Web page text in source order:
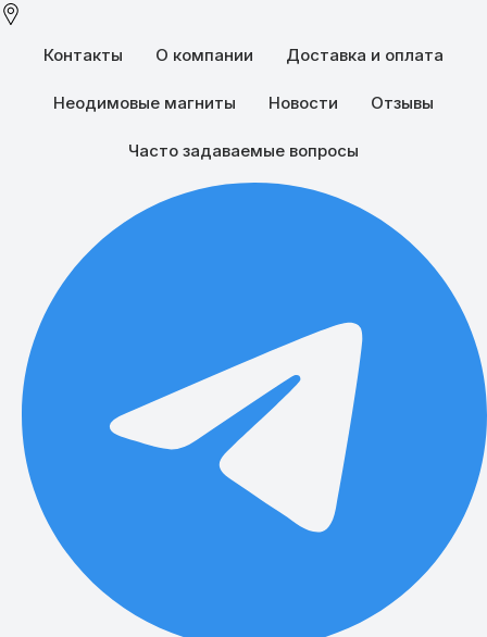
Контакты О компании Доставка и оплата
Неодимовые магниты Новости Отзывы
Часто задаваемые вопросы